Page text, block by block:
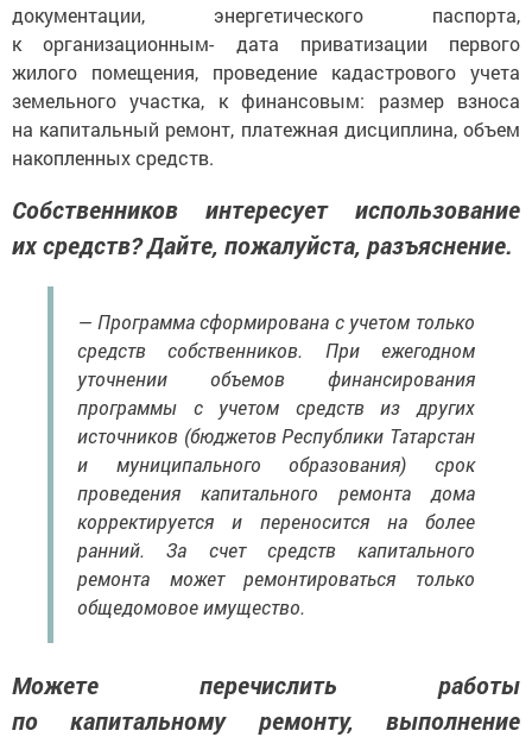
документации, энергетического паспорта,
к организационным- дата приватизации первого
жилого помещения, проведение кадастрового учета
земельного участка, к финансовым: размер взноса
на капитальный ремонт, платежная дисциплина, объем
накопленных средств.
Собственников интересует использование
их средств? Дайте, пожалуйста, разъяснение.
— Программа сформирована с учетом только
средств собственников. При ежегодном
уточнении объемов финансирования
программы с учетом средств из других
источников (бюджетов Республики Татарстан
и муниципального образования) срок
проведения капитального ремонта дома
корректируется и переносится на более
ранний. За счет средств капитального
ремонта может ремонтироваться только
общедомовое имущество.
Можете перечислить работы
по капитальному ремонту, выполнение